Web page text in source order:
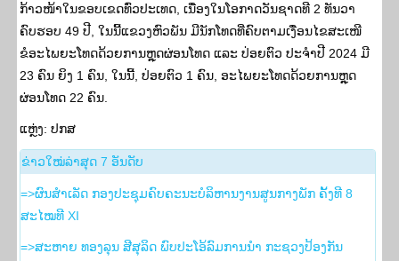
ກ້າວໜ້າໃນຂອບເຂດທົ່ວປະເທດ, ເນື່ອງໃນໂອກາດວັນຊາດທີ 2 ທັນວາ
ຄົບຮອບ 49 ປີ, ໃນນີ້ແຂວງຫົວພັນ ມີນັກໂທດທີ່ຄົບຕາມເງື່ອນໄຂສະເໜີ
ຂໍອະໄພຍະໂທດດ້ວຍການຫຼຸດຜ່ອນໂທດ ແລະ ປ່ອຍຕົວ ປະຈໍາປີ 2024 ມີ
23 ຄົນ ຍິງ 1 ຄົນ, ໃນນີ້, ປ່ອຍຕົວ 1 ຄົນ, ອະໄພຍະໂທດດ້ວຍການຫຼຸດ
ຜ່ອນໂທດ 22 ຄົນ.
ແຫຼ່ງ: ປກ​ສ
​ຂ່າວ​ໃໝ່​ລ່າ​ສຸດ 7 ອັນ​ດັບ
=>ຜົນສໍາເລັດ ກອງປະຊຸມຄົບຄະນະບໍລິຫານງານສູນກາງພັກ ຄັ້ງທີ 8
ສະໄໝທີ XI
=>ສະຫາຍ ທອງລຸນ ສີສຸລິດ ພົບປະໂອ້ລົມການນຳ ກະຊວງປ້ອງກັນ